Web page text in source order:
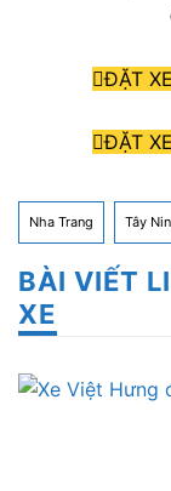
ĐẶT
ĐẶT
Nha Trang Tây
BÀI VIẾT
XE